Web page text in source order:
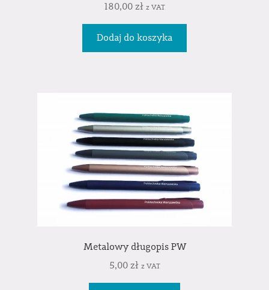
180,00 zł z VAT
Dodaj do koszyka
Metalowy długopis PW
5,00 zł z VAT